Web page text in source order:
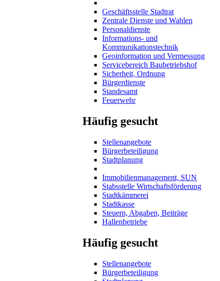
Geschäftsstelle Stadtrat
Zentrale Dienste und Wahlen
Personaldienste
Informations- und
Kommunikationstechnik
Geoinformation und Vermessung
Servicebereich Baubetriebshof
Sicherheit, Ordnung
Bürgerdienste
Standesamt
Feuerwehr
Häufig gesucht
Stellenangebote
Bürgerbeteiligung
Stadtplanung
Immobilienmanagement, SUN
Stabsstelle Wirtschaftsförderung
Stadtkämmerei
Stadtkasse
Steuern, Abgaben, Beiträge
Hallenbetriebe
Häufig gesucht
Stellenangebote
Bürgerbeteiligung